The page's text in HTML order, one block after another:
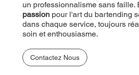
un professionnalisme sans faille.
passionpour l'art du bartending
dans chaque service, toujours
soin et enthousiasme.
Contactez Nous